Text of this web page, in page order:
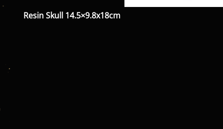
Resin Skull 14.5×9.8x18cm